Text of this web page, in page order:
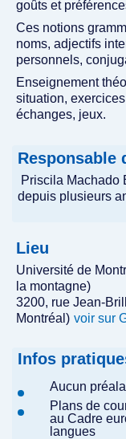
goûts et
Ces notions
noms, adjectifs
personnels,
Enseignement
situation,
échanges, jeux.
Responsable
Priscila Machado
depuis plusieurs
Lieu
Université de
la montagne)
3200, rue Jean-
Montréal) voir sur
Infos
Aucun
Plans de
au Cadre
langues